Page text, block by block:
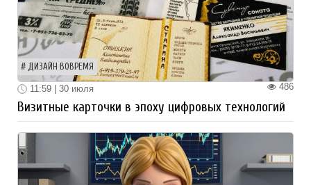
ДИЗАЙН ВОВРЕМЯ
486
11:59 | 30 июля
Визитные карточки в эпоху цифровых технологий